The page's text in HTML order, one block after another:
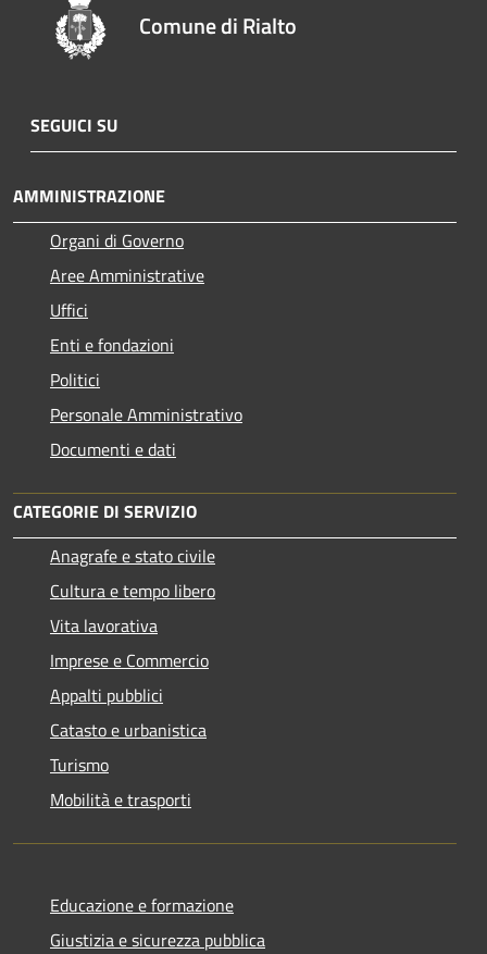
Comune di Rialto
SEGUICI SU
AMMINISTRAZIONE
Organi di Governo
Aree Amministrative
Uffici
Enti e fondazioni
Politici
Personale Amministrativo
Documenti e dati
CATEGORIE DI SERVIZIO
Anagrafe e stato civile
Cultura e tempo libero
Vita lavorativa
Imprese e Commercio
Appalti pubblici
Catasto e urbanistica
Turismo
Mobilità e trasporti
Educazione e formazione
Giustizia e sicurezza pubblica